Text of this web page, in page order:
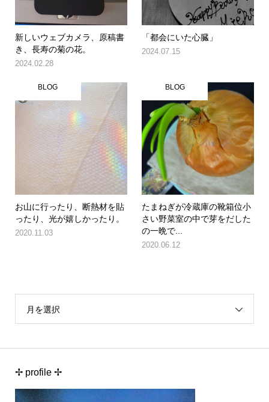
新しいウェブカメラ、原稿書
き、長寿の菊の花。
2024.02.28
「都会にいた心臓」
2024.07.15
BLOG
お山に行ったり、断熱材を貼
ったり、光が嬉しかったり。
2020.11.03
BLOG
たまねぎが冷蔵庫の靴箱位小
さい野菜室の中で芽をだした
の一晩で...
2020.06.12
月を選択
✢ profile ✢